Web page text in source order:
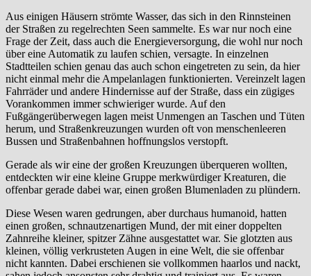
Aus einigen Häusern strömte Wasser, das sich in den Rinnsteinen
der Straßen zu regelrechten Seen sammelte. Es war nur noch eine
Frage der Zeit, dass auch die Energieversorgung, die wohl nur noch
über eine Automatik zu laufen schien, versagte. In einzelnen
Stadtteilen schien genau das auch schon eingetreten zu sein, da hier
nicht einmal mehr die Ampelanlagen funktionierten. Vereinzelt lagen
Fahrräder und andere Hindernisse auf der Straße, dass ein zügiges
Vorankommen immer schwieriger wurde. Auf den
Fußgängerüberwegen lagen meist Unmengen an Taschen und Tüten
herum, und Straßenkreuzungen wurden oft von menschenleeren
Bussen und Straßenbahnen hoffnungslos verstopft.
Gerade als wir eine der großen Kreuzungen überqueren wollten,
entdeckten wir eine kleine Gruppe merkwürdiger Kreaturen, die
offenbar gerade dabei war, einen großen Blumenladen zu plündern.
Diese Wesen waren gedrungen, aber durchaus humanoid, hatten
einen großen, schnautzenartigen Mund, der mit einer doppelten
Zahnreihe kleiner, spitzer Zähne ausgestattet war. Sie glotzten aus
kleinen, völlig verkrusteten Augen in eine Welt, die sie offenbar
nicht kannten. Dabei erschienen sie vollkommen haarlos und nackt,